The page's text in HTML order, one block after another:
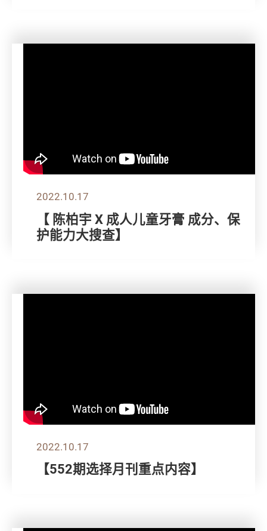
2022.10.17
【 陈柏宇 X 成人儿童牙膏 成分、保
护能力大搜查】
2022.10.17
【552期选择月刊重点内容】